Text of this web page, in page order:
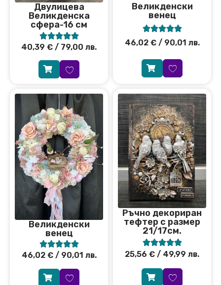
Двулицева
Великденска
сфера-16 см

40,39 € / 79,00 лв.
Великденски
венец

46,02 €/ 90,01 лв.
Великденски
венец

46,02 €/ 90,01 лв.
Ръчно декориран
тефтер с размер
21/17см.

25,56 € / 49,99 лв.